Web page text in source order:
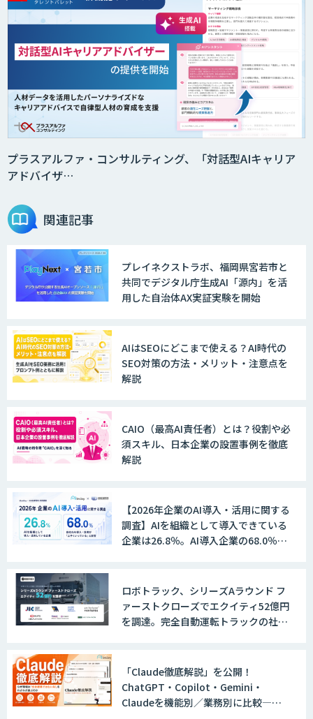
業務改善AI活用研修
生成AI研修サービス
データサイエンス学科
AI/DX顧問サービス
「Techscore」
プラスアルファ・コンサルティング、「対話型AIキャリア
アドバイザ…
関連記事
プレイネクストラボ、福岡県宮若市と
共同でデジタル庁生成AI「源内」を活
用した自治体AX実証実験を開始
AIはSEOにどこまで使える？AI時代の
SEO対策の方法・メリット・注意点を
解説
CAIO（最高AI責任者）とは？役割や必
須スキル、日本企業の設置事例を徹底
解説
【2026年企業のAI導入・活用に関する
調査】AIを組織として導入できている
企業は26.8％。AI導入企業の68.0％
ロボトラック、シリーズAラウンド フ
ァーストクローズでエクイティ52億円
を調達。完全自動運転トラックの社会
「Claude徹底解説」を公開！
ChatGPT・Copilot・Gemini・
Claudeを機能別／業務別に比較―自